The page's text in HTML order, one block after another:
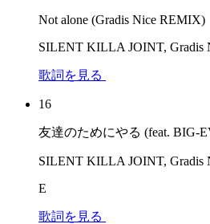
Not alone (Gradis Nice REMIX)
SILENT KILLA JOINT, Gradis
歌詞を見る
16
友達のためにやる (feat. BIG-
SILENT KILLA JOINT, Gradis
E
歌詞を見る